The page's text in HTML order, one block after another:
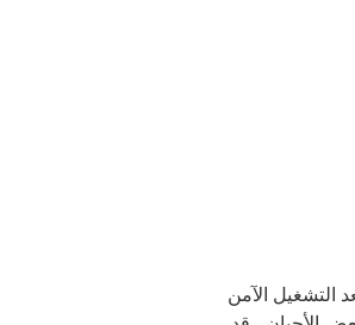
التشغيل الآمن